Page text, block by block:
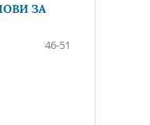
ЗА
46-51